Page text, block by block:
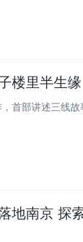
楼里半生缘
首部讲述三线
地南京 探